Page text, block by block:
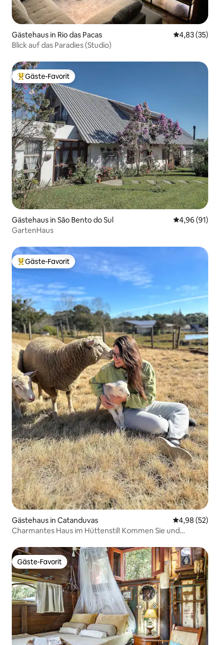
Gästehaus in Rio das Pacas
4,83 (35)
Blick auf das Paradies (Studio)
Beliebter Gäste-Favorit.
Gäste-Favorit
Gästehaus in São Bento do Sul
4,96 (91)
GartenHaus
Beliebter Gäste-Favorit.
Gäste-Favorit
Gästehaus in Catanduvas
4,98 (52)
Charmantes Haus im Hüttenstil! Kommen Sie und
Gäste-Favorit
Gäste-Favorit